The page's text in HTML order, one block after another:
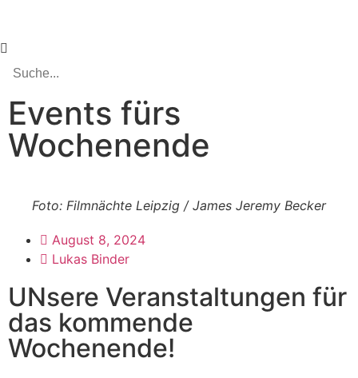
Events fürs
Wochenende
Foto: Filmnächte Leipzig / James Jeremy Becker
August 8, 2024
Lukas Binder
UNsere Veranstaltungen für
das kommende
Wochenende!